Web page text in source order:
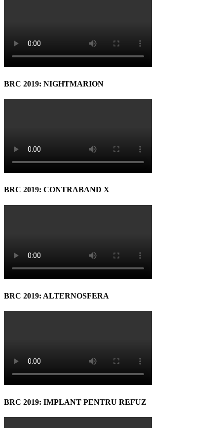
BRC 2019: NIGHTMARION
BRC 2019: CONTRABAND X
BRC 2019: ALTERNOSFERA
BRC 2019: IMPLANT PENTRU REFUZ